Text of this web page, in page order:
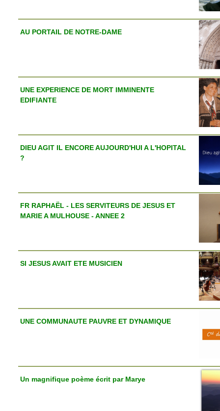
AU PORTAIL DE NOTRE-DAME
UNE EXPERIENCE DE MORT IMMINENTE
EDIFIANTE
DIEU AGIT IL ENCORE AUJOURD'HUI A L'HOPITAL
?
FR RAPHAËL - LES SERVITEURS DE JESUS ET
MARIE A MULHOUSE - ANNEE 2
SI JESUS AVAIT ETE MUSICIEN
UNE COMMUNAUTE PAUVRE ET DYNAMIQUE
Un magnifique poème écrit par Marye